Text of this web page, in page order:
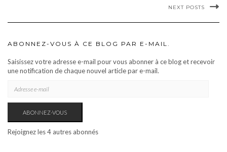
NEXT POSTS
ABONNEZ-VOUS À CE BLOG PAR E-MAIL.
Saisissez votre adresse e-mail pour vous abonner à ce blog et recevoir
une notification de chaque nouvel article par e-mail.
ABONNEZ-VOUS
Rejoignez les 4 autres abonnés